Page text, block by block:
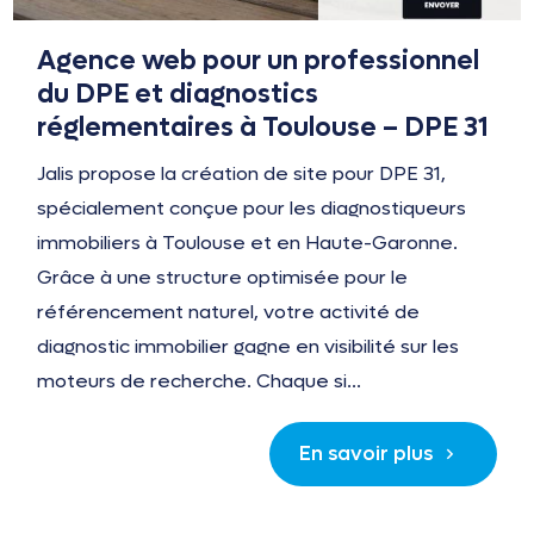
Agence web pour un professionnel
du DPE et diagnostics
réglementaires à Toulouse – DPE 31
Jalis propose la création de site pour DPE 31,
spécialement conçue pour les diagnostiqueurs
immobiliers à Toulouse et en Haute-Garonne.
Grâce à une structure optimisée pour le
référencement naturel, votre activité de
diagnostic immobilier gagne en visibilité sur les
moteurs de recherche. Chaque si...
En savoir plus